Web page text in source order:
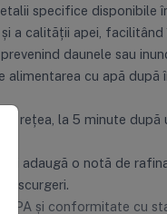
specifice disponibile
a calității apei, facilitând
daunele sau
cu apă după
rețea, la 5 minute după
și adaugă o notă de
scurgeri.
și conformitate cu